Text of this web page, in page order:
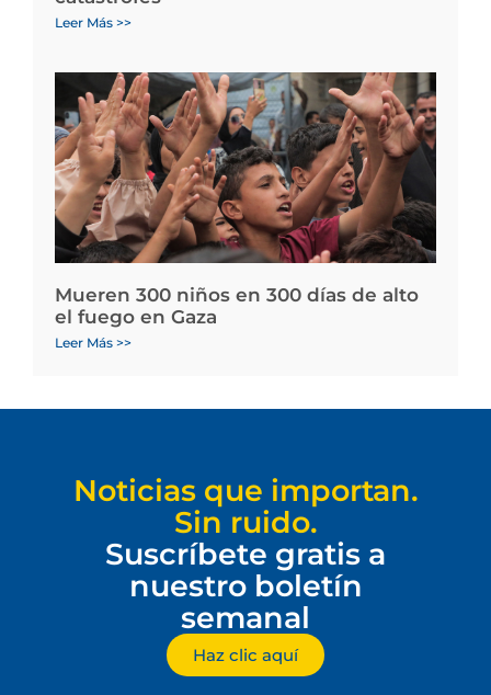
Leer Más >>
Mueren 300 niños en 300 días de alto
el fuego en Gaza
Leer Más >>
Noticias que importan.
Sin ruido.
Suscríbete gratis a
nuestro boletín
semanal
Haz clic aquí